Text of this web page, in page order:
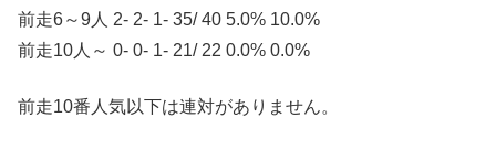
前走6～9人 2- 2- 1- 35/ 40 5.0% 10.0%
前走10人～ 0- 0- 1- 21/ 22 0.0% 0.0%
前走10番人気以下は連対がありません。